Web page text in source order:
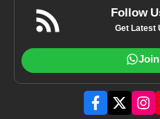
Follow
Get Latest